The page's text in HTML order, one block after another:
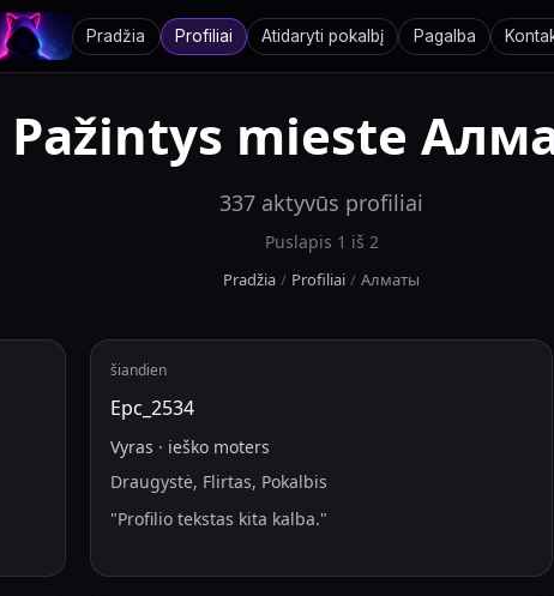
Pradžia Profiliai Atidaryti pokalbį Pagalba
Pažintys mieste
337 aktyvūs profiliai
Puslapis 1 iš 2
Pradžia / Profiliai / Алматы
šiandien
Ерс_2534
Vyras · ieško moters
Draugystė, Flirtas, Pokalbis
"Profilio tekstas kita kalba."